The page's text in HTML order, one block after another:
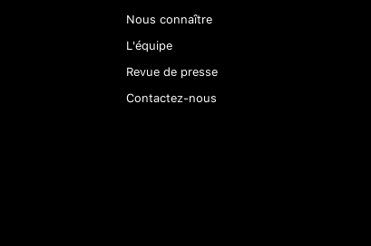
Nous connaître
L'équipe
Revue de presse
Contactez-nous